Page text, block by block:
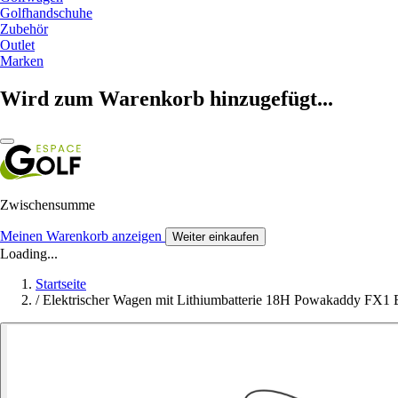
Golfhandschuhe
Zubehör
Outlet
Marken
Wird zum Warenkorb hinzugefügt...
Zwischensumme
Meinen Warenkorb anzeigen Weiter einkaufen
Loading...
Startseite
/ Elektrischer Wagen mit Lithiumbatterie 18H Powakaddy FX1